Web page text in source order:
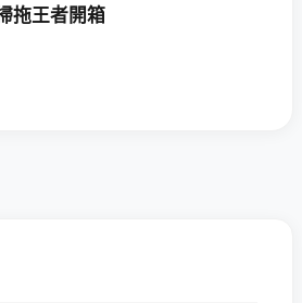
拖王者開箱